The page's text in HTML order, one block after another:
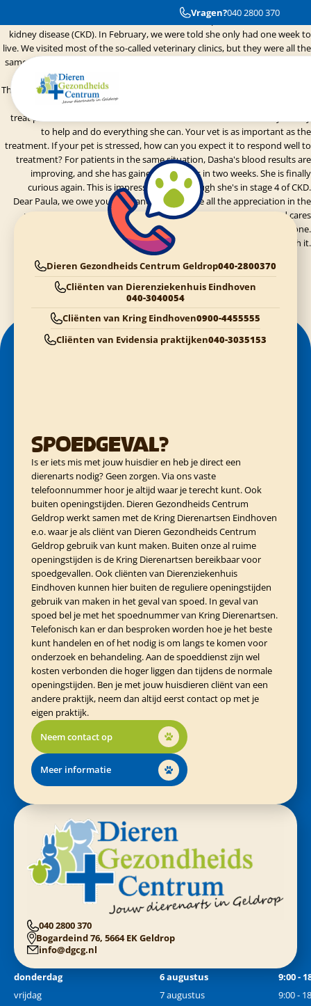
Vragen?040 2800 370
If you are looking for a veterinary clinic that sincerely cares for animals, do
not hesitate to visit us. Our cat, Dasha, is FIV-positive and has chronic
kidney disease (CKD). In February, we were told she only had one week to
live. We visited most of the so-called veterinary clinics, but they were all the
same. They all said, "She's in pain. She hides, so let's kill her." Every time we
checked the feline quality of life scale, the results were contradictory.
Thankfully, we finally found this place and our vet, Paula. I can't express my
gratitude enough for her. She always says, "I don't treat blood results; I
treat patients." She has never mentioned euthanasia. She is always ready
to help and do everything she can. Your vet is as important as the
treatment. If your pet is stressed, how can you expect it to respond well to
treatment? For patients in the same situation, Dasha's blood results are
improving, and she has gained 250 grams in two weeks. She is finally
curious again. This is impressive, even though she's in stage 4 of CKD.
Dear Paula, we owe you a lot, and you deserve all the appreciation in the
world. The team always picks up the phone, tries to help us, and cares
about us. Thank you for doing your job the way it should be done.
We live in Waalwijk, but the distance is worth it.
Dieren Gezondheids Centrum Geldrop040-2800370
Cliënten van Dierenziekenhuis Eindhoven
040-3040054
Cliënten van Kring Eindhoven0900-4455555
Cliënten van Evidensia praktijken040-3035153
Spoedgeval?
Is er iets mis met jouw huisdier en heb je direct een
dierenarts nodig? Geen zorgen. Via ons vaste
telefoonnummer hoor je altijd waar je terecht kunt. Ook
buiten openingstijden. Dieren Gezondheids Centrum
Geldrop werkt samen met de Kring Dierenartsen Eindhoven
e.o. waar je als cliënt van Dieren Gezondheids Centrum
Geldrop gebruik van kunt maken. Buiten onze al ruime
openingstijden is de Kring Dierenartsen bereikbaar voor
spoedgevallen. Ook cliënten van Dierenziekenhuis
Eindhoven kunnen hier buiten de reguliere openingstijden
gebruik van maken in het geval van spoed. In geval van
spoed bel je met het spoednummer van Kring Dierenartsen.
Telefonisch kan er dan besproken worden hoe je het beste
kunt handelen en of het nodig is om langs te komen voor
onderzoek en behandeling. Aan de spoeddienst zijn wel
kosten verbonden die hoger liggen dan tijdens de normale
openingstijden. Ben je met jouw huisdieren cliënt van een
andere praktijk, neem dan altijd eerst contact op met je
eigen praktijk.
Neem contact op
Meer informatie
040 2800 370
Bogardeind 76, 5664 EK Geldrop
info@dgcg.nl
donderdag 6 augustus
9:00 -
vrijdag
7 augustus
9:00 -